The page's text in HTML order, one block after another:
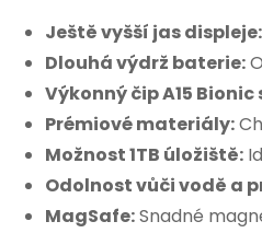
Ještě vyšší jas displeje:
Dlouhá výdrž baterie:
Výkonný čip A15 Bionic
Prémiové materiály:
Možnost 1TB úložiště:
Odolnost vůči vodě a
MagSafe:Snadné